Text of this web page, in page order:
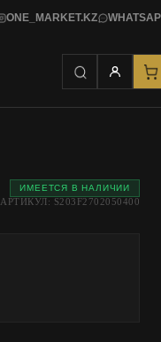
ONE_MARKET.KZ
ИМЕЕТСЯ В НАЛИЧИИ
АРТИКУЛ: S203F2702050400